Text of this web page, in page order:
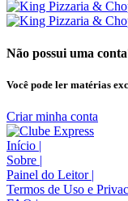
Não possui uma
Você pode ler matérias
Criar minha conta
Início |
Sobre |
Painel do Leitor |
Termos de Uso e